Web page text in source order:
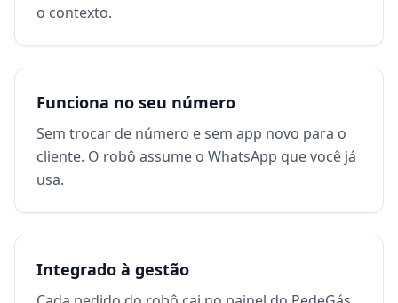
o contexto.
Funciona no seu número
Sem trocar de número e sem app novo para o
cliente. O robô assume o WhatsApp que você já
usa.
Integrado à gestão